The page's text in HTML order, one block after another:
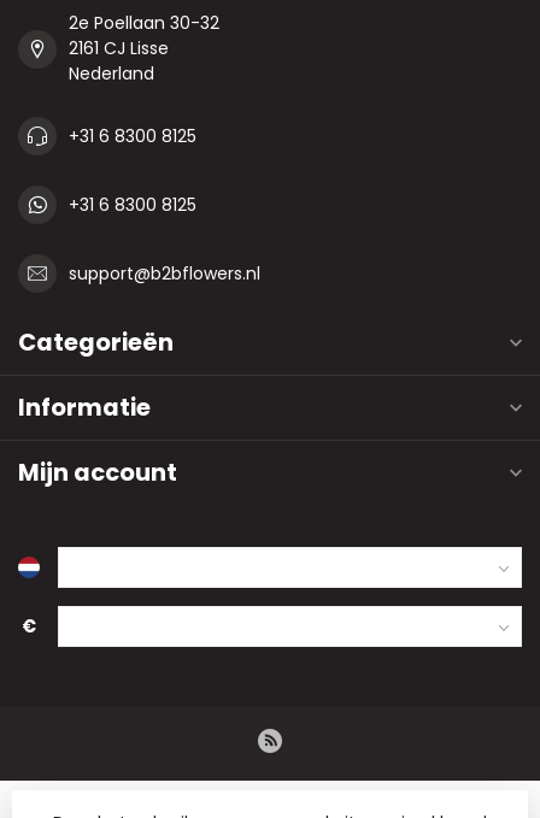
2e Poellaan 30-32
2161 CJ Lisse
Nederland
+31 6 8300 8125
+31 6 8300 8125
support@b2bflowers.nl
Categorieën
Informatie
Mijn account
€